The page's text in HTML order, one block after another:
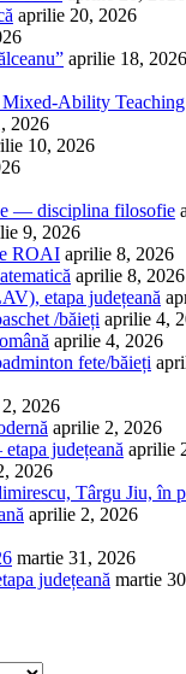
aprilie 20, 2026
aprilie 18, 2026
Mixed-Ability Teaching
2026
10, 2026
— disciplina filosofie
9, 2026
ROAI aprilie 8, 2026
aprilie 8, 2026
etapa județeană
/băieți aprilie 4,
aprilie 4, 2026
fete/băieți
2026
aprilie 2, 2026
județeană aprilie
2026
Târgu Jiu, în
aprilie 2, 2026
martie 31, 2026
județeană martie